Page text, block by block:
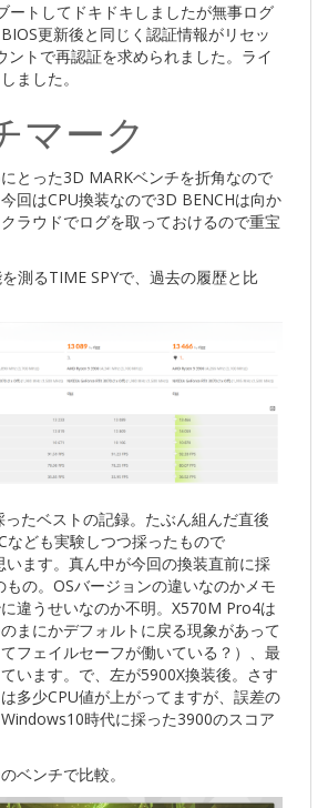
ートしてドキドキしましたが無事ログ
更新後と同じく認証情報がリセッ
ントで再認証を求められました。ライ
ました。
マーク
とった3D MARKベンチを折角なので
回はCPU換装なので3D BENCHは向か
ラウドでログを取っておけるので重宝
測るTIME SPYで、過去の履歴と比
たベストの記録。たぶん組んだ直後
なども実験しつつ採ったもので
ます。真ん中が今回の換装直前に採
の。OSバージョンの違いなのかメモ
違うせいなのか不明。X570M Pro4は
まにかデフォルトに戻る現象があって
てフェイルセーフが働いている？）、最
います。で、左が5900X換装後。さす
多少CPU値が上がってますが、誤差の
時代に採った3900のスコア
ベンチで比較。